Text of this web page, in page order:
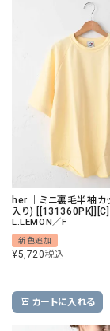
her.｜ミニ裏毛半袖カ
入り) [[131360PK]][C]
L.LEMON／F
新色追加
¥5,720税込
カートに入れる